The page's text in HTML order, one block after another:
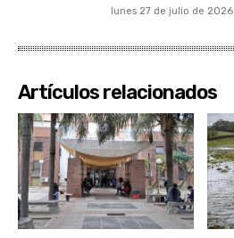
lunes 27 de julio de 2026
Artículos relacionados